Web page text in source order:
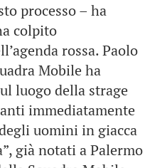
processo – ha
colpito
rossa. Paolo
Mobile ha
luogo della strage
immediatamente
uomini in giacca
già notati a Palermo